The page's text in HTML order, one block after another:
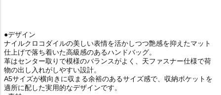
●デザイン
ナイルクロコダイルの美しい表情を活かしつつ艶感を抑えたマット
仕上げで落ち着いた高級感のあるハンドバッグ。
革はセンター取りで模様のバランスがよく、天ファスナー仕様で荷
物の出し入れがしやすい設計。
A5サイズが横向きに収まる余裕のあるサイズ感で、収納ポケットを
適所に配した実用的なデザインです。